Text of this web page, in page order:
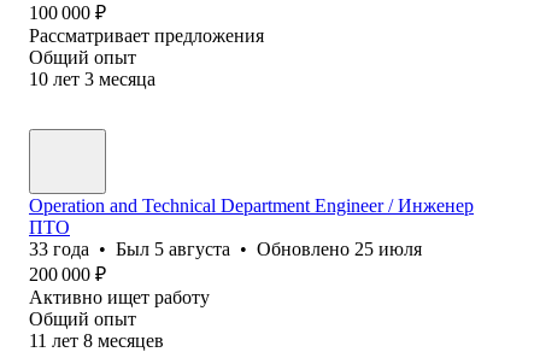
100 000 ₽
Рассматривает предложения
Общий опыт
10 лет 3 месяца
Operation and Technical Department Engineer / Инженер
ПТО
33 года • Был 5 августа • Обновлено 25 июля
200 000 ₽
Активно ищет работу
Общий опыт
11 лет 8 месяцев